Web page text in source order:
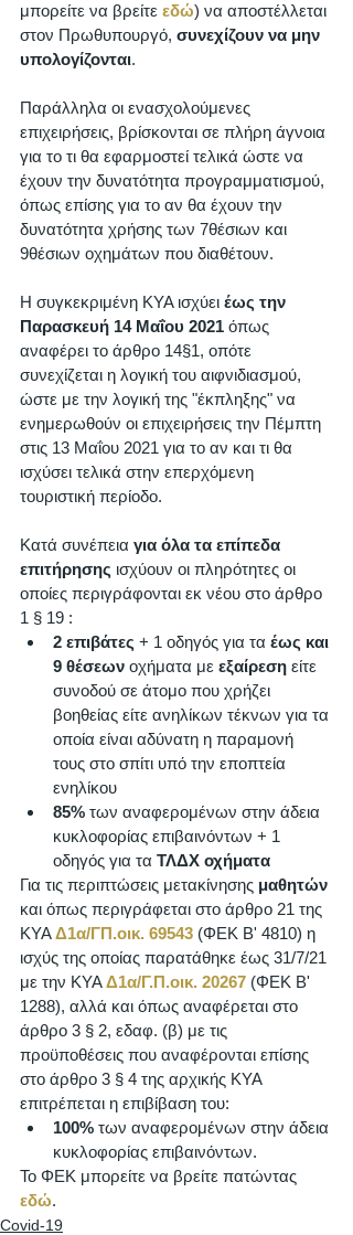
μπορείτε να βρείτε εδώ) να αποστέλλεται
στον Πρωθυπουργό, συνεχίζουν να μην
υπολογίζονται.
Παράλληλα οι ενασχολούμενες
επιχειρήσεις, βρίσκονται σε πλήρη άγνοια
για το τι θα εφαρμοστεί τελικά ώστε να
έχουν την δυνατότητα προγραμματισμού,
όπως επίσης για το αν θα έχουν την
δυνατότητα χρήσης των 7θέσιων και
9θέσιων οχημάτων που διαθέτουν.
Η συγκεκριμένη ΚΥΑ ισχύει έως την
Παρασκευή 14 Μαΐου 2021 όπως
αναφέρει το άρθρο 14§1, οπότε
συνεχίζεται η λογική του αιφνιδιασμού,
ώστε με την λογική της "έκπληξης" να
ενημερωθούν οι επιχειρήσεις την Πέμπτη
στις 13 Μαΐου 2021 για το αν και τι θα
ισχύσει τελικά στην επερχόμενη
τουριστική περίοδο.
Κατά συνέπεια για όλα τα επίπεδα
επιτήρησης ισχύουν οι πληρότητες οι
οποίες περιγράφονται εκ νέου στο άρθρο
1 § 19 :
2 επιβάτες + 1 οδηγός για τα έως και
9 θέσεων οχήματα με εξαίρεση είτε
συνοδού σε άτομο που χρήζει
βοηθείας είτε ανηλίκων τέκνων για τα
οποία είναι αδύνατη η παραμονή
τους στο σπίτι υπό την εποπτεία
ενηλίκου
85% των αναφερομένων στην άδεια
κυκλοφορίας επιβαινόντων + 1
οδηγός για τα ΤΛΔΧ οχήματα
Για τις περιπτώσεις μετακίνησης μαθητών
και όπως περιγράφεται στο άρθρο 21 της
ΚΥΑ Δ1α/ΓΠ.οικ. 69543 (ΦΕΚ Β' 4810) η
ισχύς της οποίας παρατάθηκε έως 31/7/21
με την ΚΥΑ Δ1α/Γ.Π.οικ. 20267 (ΦΕΚ Β'
1288), αλλά και όπως αναφέρεται στο
άρθρο 3 § 2, εδαφ. (β) με τις
προϋποθέσεις που αναφέρονται επίσης
στο άρθρο 3 § 4 της αρχικής ΚΥΑ
επιτρέπεται η επιβίβαση του:
100% των αναφερομένων στην άδεια
κυκλοφορίας επιβαινόντων.
Το ΦΕΚ μπορείτε να βρείτε πατώντας
εδώ.
Covid-19